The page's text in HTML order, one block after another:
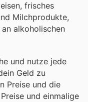
frisches
Milchprodukte,
alkoholischen
und nutze jede
Geld zu
Preise und die
und einmalige